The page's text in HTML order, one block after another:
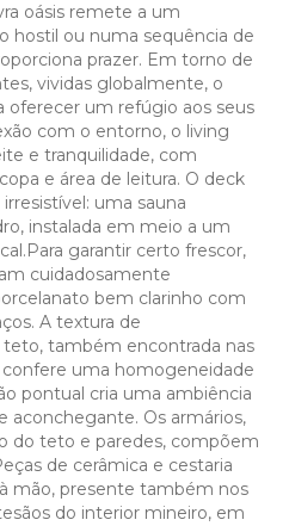
oásis remete a um
hostil ou numa sequência de
prazer. Em torno de
vividas globalmente, o
oferecer um refúgio aos seus
com o entorno, o living
e tranquilidade, com
e área de leitura. O deck
uma sauna
instalada em meio a um
garantir certo frescor,
cuidadosamente
bem clarinho com
A textura de
também encontrada nas
uma homogeneidade
pontual cria uma ambiência
aconchegante. Os armários,
do teto e paredes, compõem
de cerâmica e cestaria
mão, presente também nos
do interior mineiro, em